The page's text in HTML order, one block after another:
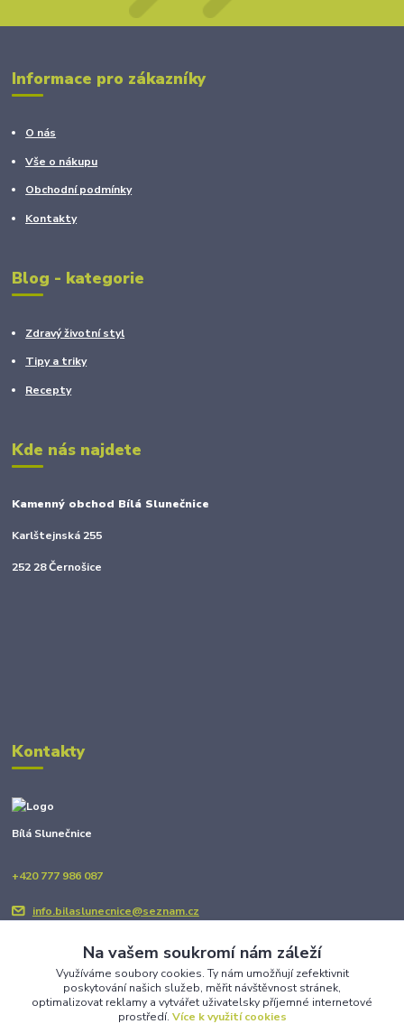
Informace pro zákazníky
O nás
Vše o nákupu
Obchodní podmínky
Kontakty
Blog - kategorie
Zdravý životní styl
Tipy a triky
Recepty
Kde nás najdete
Kamenný obchod Bílá Slunečnice
Karlštejnská 255
252 28 Černošice
Kontakty
Bílá Slunečnice
+420 777 986 087
info.bilaslunecnice@seznam.cz
Na vašem soukromí nám záleží
Využíváme soubory cookies. Ty nám umožňují zefektivnit
poskytování našich služeb, měřit návštěvnost stránek,
optimalizovat reklamy a vytvářet uživatelsky příjemné internetové
prostředí. Více k využití cookies